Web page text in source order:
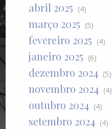
abril 2025 (4)
março 2025 (5)
fevereiro 2025 (4)
janeiro 2025 (6)
dezembro 2024 (5)
novembro 2024 (4)
outubro 2024 (4)
setembro 2024 (4)